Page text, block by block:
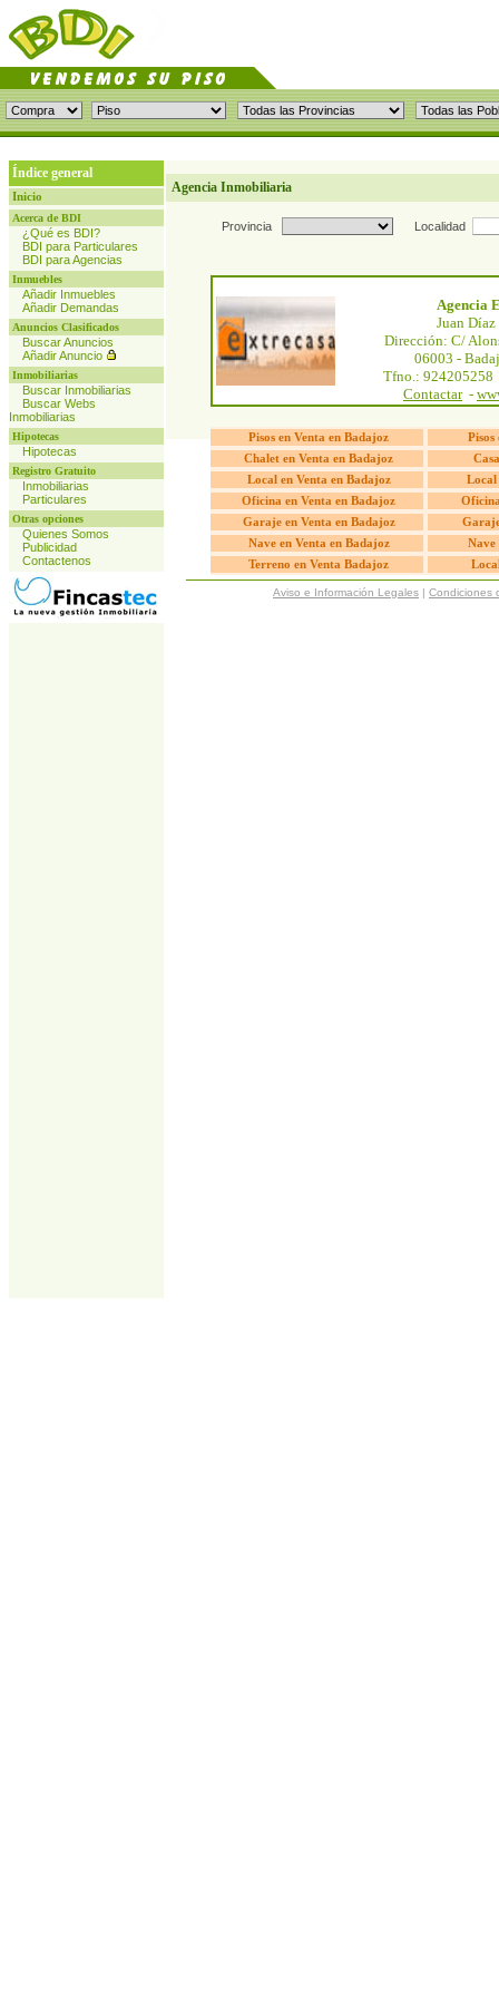
Índice general
Inicio
Acerca de BDI
¿Qué es BDI?
BDI para Particulares
BDI para Agencias
Inmuebles
Añadir Inmuebles
Añadir Demandas
Anuncios Clasificados
Buscar Anuncios
Añadir Anuncio
Inmobiliarias
Buscar Inmobiliarias
Buscar Webs
Inmobiliarias
Hipotecas
Hipotecas
Registro Gratuito
Inmobiliarias
Particulares
Otras opciones
Quienes Somos
Publicidad
Contactenos
Agencia Inmobiliaria
Provincia Localidad
Agencia
Juan
Dirección: C/
06003 -
Tfno.: 924205258
Contactar-
Pisos en Venta en Badajoz
Pisos
Chalet en Venta en Badajoz
Local en Venta en Badajoz
Local
Oficina en Venta en Badajoz
Garaje en Venta en Badajoz
Nave en Venta en Badajoz
Nave
Terreno en Venta Badajoz
Aviso e Información Legales | Condiciones